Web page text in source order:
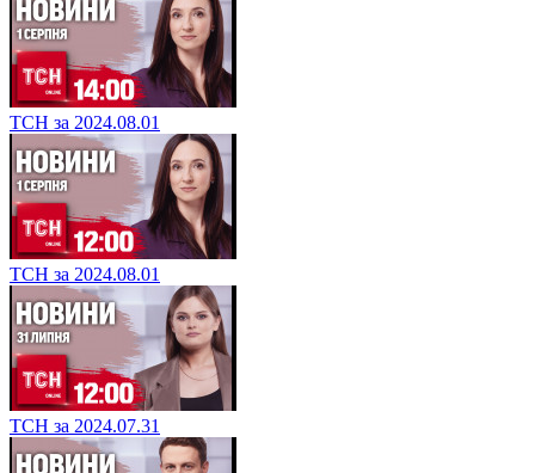
ТСН за 2024.08.01
ТСН за 2024.08.01
ТСН за 2024.07.31